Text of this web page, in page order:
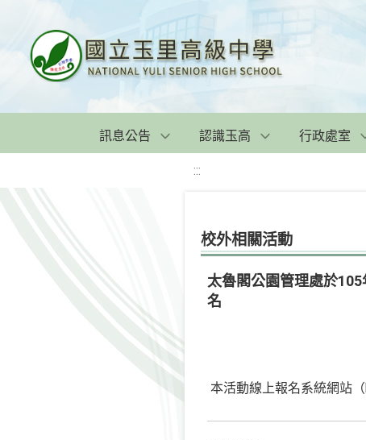
訊息公告 認識玉高 行政處室
:::
校外相關活動
太魯閣公園管理處於
名
本活動線上報名系統網站